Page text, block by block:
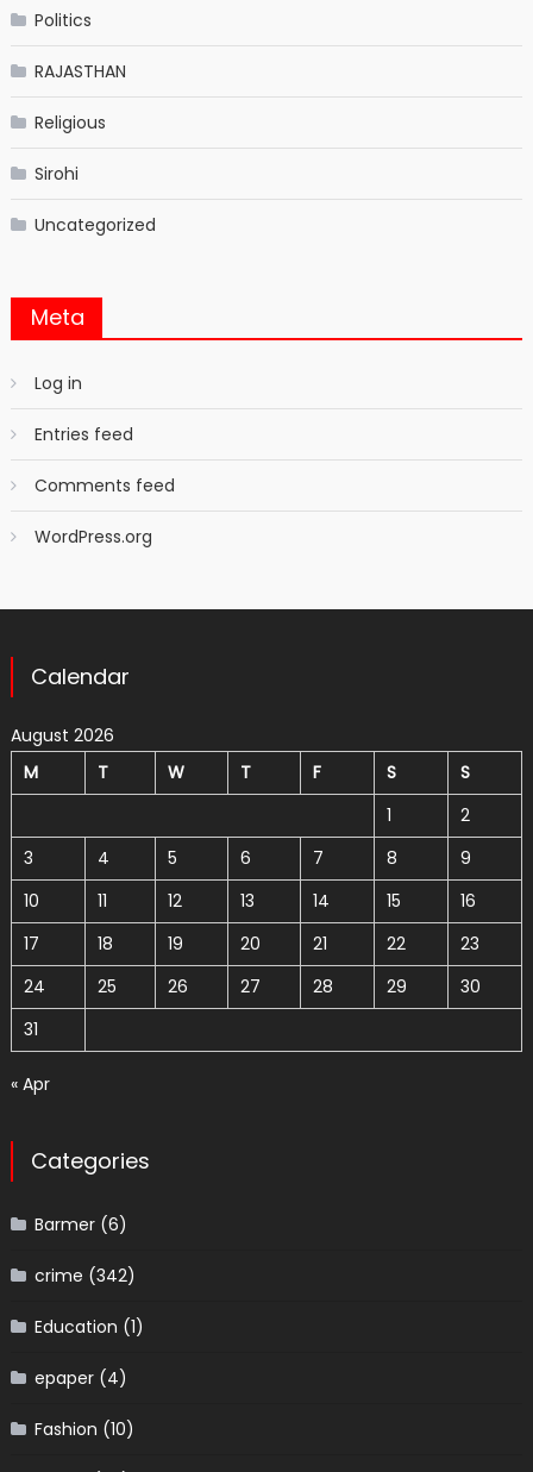
Politics
RAJASTHAN
Religious
Sirohi
Uncategorized
Meta
Log in
Entries feed
Comments feed
WordPress.org
Calendar
August 2026
M
T W T F S
S
1
2
3
4 5 6 7 8
9
10
11 12 13 14 15
16
17
18 19 20 21 22
23
24
25 26 27 28 29
30
31
« Apr
Categories
Barmer(6)
crime (342)
Education (1)
epaper(4)
Fashion (10)